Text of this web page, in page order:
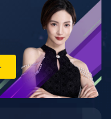
服务体系
，推荐最佳的产品配置方